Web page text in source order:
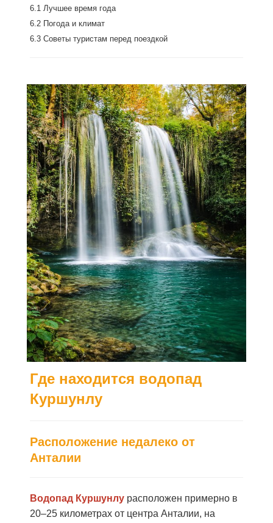
6.1 Лучшее время года
6.2 Погода и климат
6.3 Советы туристам перед поездкой
Где находится водопад
Куршунлу
Расположение недалеко от
Анталии
Водопад Куршунлу расположен примерно в
20–25 километрах от центра Анталии, на